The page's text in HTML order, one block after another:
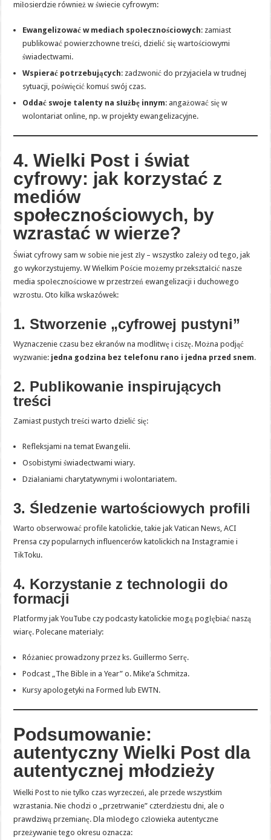
miłosierdzie również w świecie cyfrowym:
Ewangelizować w mediach społecznościowych: zamiast
publikować powierzchowne treści, dzielić się wartościowymi
świadectwami.
Wspierać potrzebujących: zadzwonić do przyjaciela w trudnej
sytuacji, poświęcić komuś swój czas.
Oddać swoje talenty na służbę innym: angażować się w
wolontariat online, np. w projekty ewangelizacyjne.
4. Wielki Post i świat
cyfrowy: jak korzystać z
mediów
społecznościowych, by
wzrastać w wierze?
Świat cyfrowy sam w sobie nie jest zły – wszystko zależy od tego, jak
go wykorzystujemy. W Wielkim Poście możemy przekształcić nasze
media społecznościowe w przestrzeń ewangelizacji i duchowego
wzrostu. Oto kilka wskazówek:
1. Stworzenie „cyfrowej pustyni”
Wyznaczenie czasu bez ekranów na modlitwę i ciszę. Można podjąć
wyzwanie: jedna godzina bez telefonu rano i jedna przed snem.
2. Publikowanie inspirujących
treści
Zamiast pustych treści warto dzielić się:
Refleksjami na temat Ewangelii.
Osobistymi świadectwami wiary.
Działaniami charytatywnymi i wolontariatem.
3. Śledzenie wartościowych profili
Warto obserwować profile katolickie, takie jak Vatican News, ACI
Prensa czy popularnych influencerów katolickich na Instagramie i
TikToku.
4. Korzystanie z technologii do
formacji
Platformy jak YouTube czy podcasty katolickie mogą pogłębiać naszą
wiarę. Polecane materiały:
Różaniec prowadzony przez ks. Guillermo Serrę.
Podcast „The Bible in a Year” o. Mike’a Schmitza.
Kursy apologetyki na Formed lub EWTN.
Podsumowanie:
autentyczny Wielki Post dla
autentycznej młodzieży
Wielki Post to nie tylko czas wyrzeczeń, ale przede wszystkim
wzrastania. Nie chodzi o „przetrwanie” czterdziestu dni, ale o
prawdziwą przemianę. Dla młodego człowieka autentyczne
przeżywanie tego okresu oznacza: